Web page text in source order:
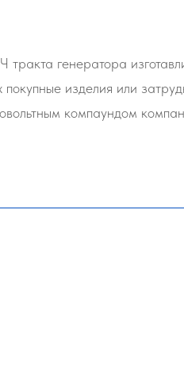
генератора
изделия или
компаундом